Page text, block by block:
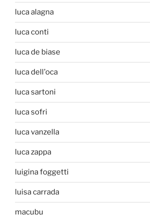
luca alagna
luca conti
luca de biase
luca dell'oca
luca sartoni
luca sofri
luca vanzella
luca zappa
luigina foggetti
luisa carrada
macubu